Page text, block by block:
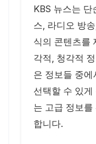
KBS 뉴스는
스, 라디오 방
식의 콘텐츠를
각적, 청각적
은 정보들 중
선택할 수 있
는 고급 정보
합니다.